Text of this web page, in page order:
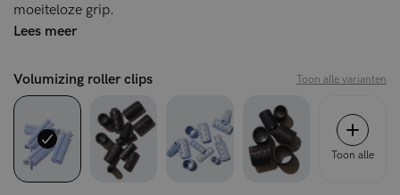
moeiteloze grip.
Lees meer
Volumizing roller clips Toon alle varianten
Toon alle